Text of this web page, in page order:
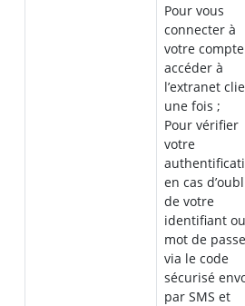
Pour vous
connecter à
votre
accéder à
l’extranet
une fois ;
Pour vérifier
votre
en cas
de votre
identifiant ou
mot de passe
via le code
sécurisé
par SMS et